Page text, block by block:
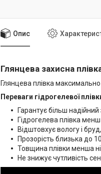
Опис
Глянцева захисна
Глянцева плівка
Переваги гідрогелевої
Гарантує більш
Гідрогелева плівка
Відштовхує вологу і
Прозорість близька до
Товщина плівки менша
Не знижує чутливість